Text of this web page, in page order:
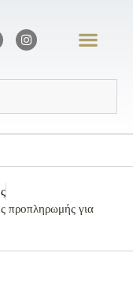
προπληρωμής για